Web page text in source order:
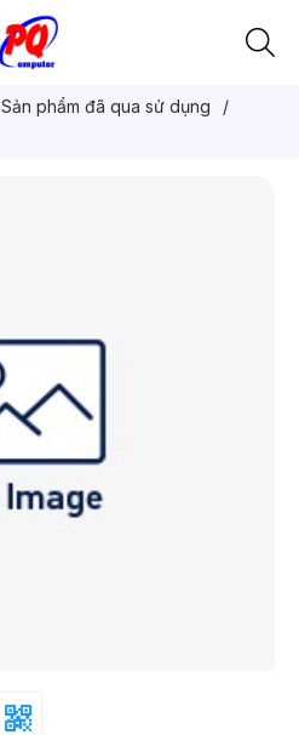
Sản phẩm đã qua sử dụng
/